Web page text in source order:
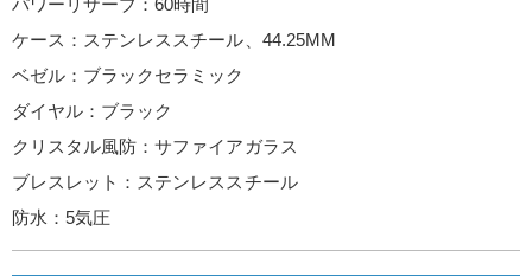
パワーリザーブ：60時間
ケース：ステンレススチール、44.25MM
ベゼル：ブラックセラミック
ダイヤル：ブラック
クリスタル風防：サファイアガラス
ブレスレット：ステンレススチール
防水：5気圧